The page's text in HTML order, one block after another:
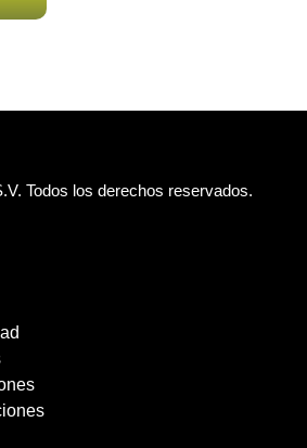
Todos los derechos reservados.